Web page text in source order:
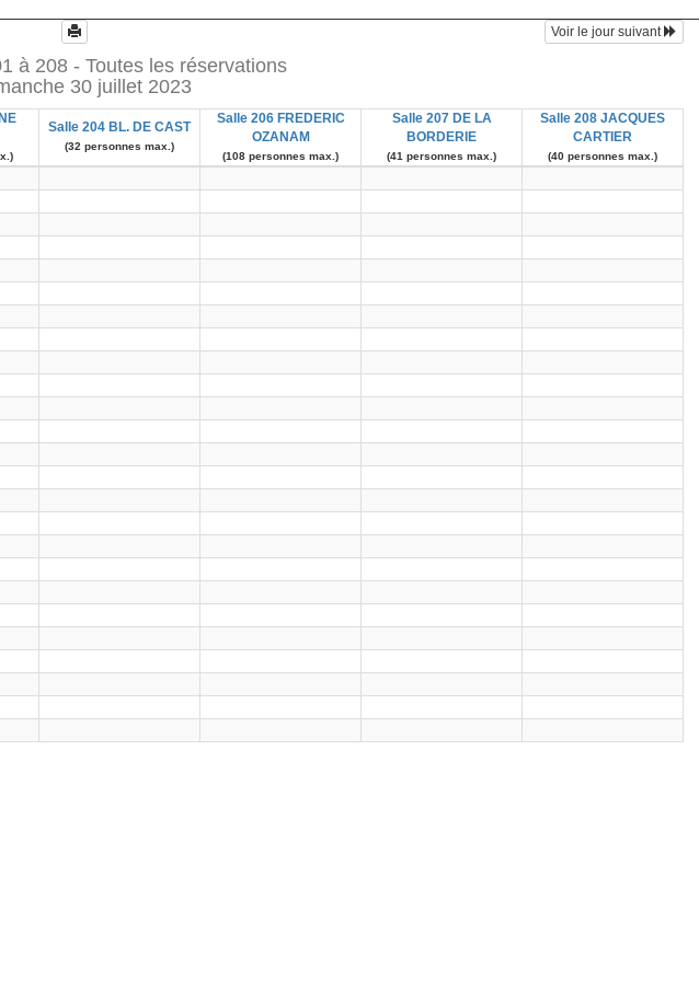
Salle 204 BL. DE CAST
(32 personnes max.)
Salle 206 FREDERIC
OZANAM
(108 personnes max.)
Salle 207 DE LA
BORDERIE
(41 personnes max.)
Salle 208 JACQUES
CARTIER
(40 personnes max.)
Voir le jour suivant
à 208 - Toutes les réservations
30 juillet 2023